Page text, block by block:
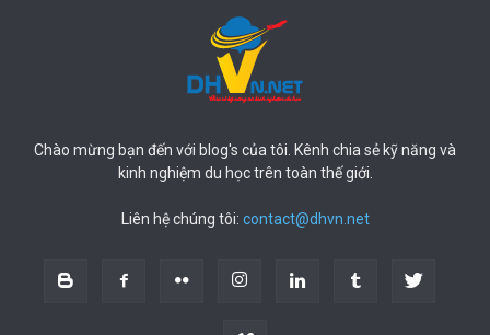
Chào mừng bạn đến với blog's của tôi. Kênh chia sẻ kỹ năng và
kinh nghiệm du học trên toàn thế giới.
Liên hệ chúng tôi: contact@dhvn.net